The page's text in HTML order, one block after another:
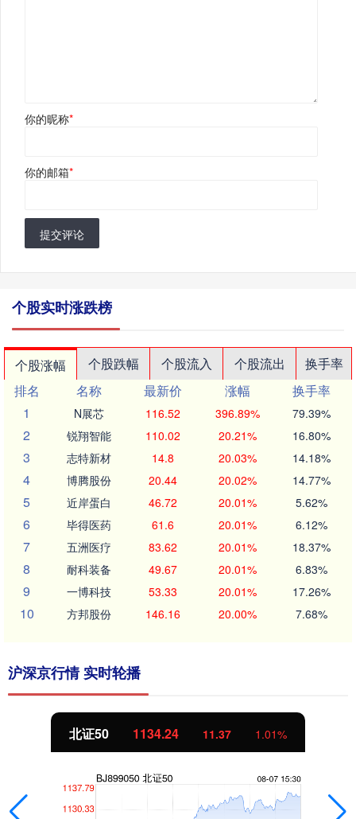
你的昵称*
你的邮箱*
提交评论
个股实时涨跌榜
个股涨幅 个股跌幅 个股流入 个股流出
换手率
排名
名称 最新价 涨幅
换手率
1
N展芯 116.52 396.89% 79.39%
2 锐翔智能 110.02 20.21% 16.80%
3 志特新材 14.8 20.03% 14.18%
4 博腾股份 20.44 20.02% 14.77%
5 近岸蛋白 46.72 20.01% 5.62%
6 毕得医药 61.6 20.01% 6.12%
7 五洲医疗 83.62 20.01% 18.37%
8 耐科装备 49.67 20.01% 6.83%
9 一博科技 53.33 20.01% 17.26%
10 方邦股份 146.16 20.00% 7.68%
沪深京行情 实时轮播
北证50 1134.24 11.37 1.01%